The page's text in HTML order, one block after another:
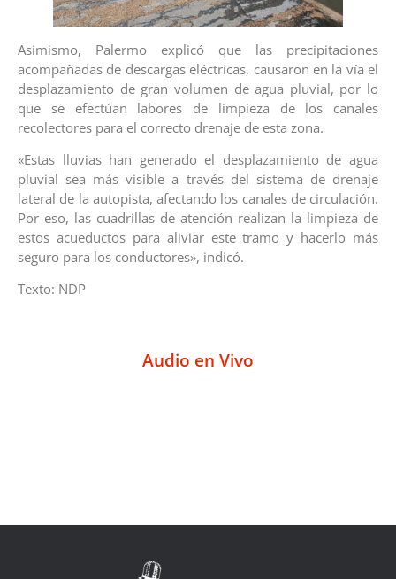
Asimismo, Palermo explicó que las precipitaciones
acompañadas de descargas eléctricas, causaron en la vía el
desplazamiento de gran volumen de agua pluvial, por lo
que se efectúan labores de limpieza de los canales
recolectores para el correcto drenaje de esta zona.
«Estas lluvias han generado el desplazamiento de agua
pluvial sea más visible a través del sistema de drenaje
lateral de la autopista, afectando los canales de circulación.
Por eso, las cuadrillas de atención realizan la limpieza de
estos acueductos para aliviar este tramo y hacerlo más
seguro para los conductores», indicó.
Texto: NDP
Audio en Vivo